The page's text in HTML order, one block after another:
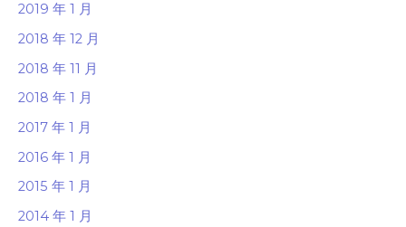
2019 年 1 月
2018 年 12 月
2018 年 11 月
2018 年 1 月
2017 年 1 月
2016 年 1 月
2015 年 1 月
2014 年 1 月